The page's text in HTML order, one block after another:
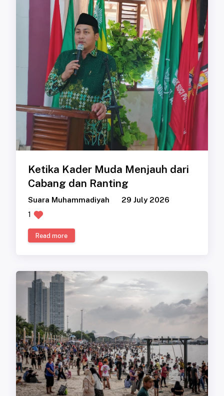
Ketika Kader Muda Menjauh dari
Cabang dan Ranting
Suara Muhammadiyah
29 July 2026
1
Read more